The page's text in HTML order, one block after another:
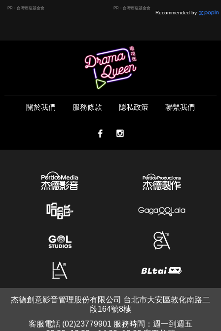
PR・台灣癌症基金會
嫌晚！
PR・台灣癌症基金會
Recommended by
關於我們 服務條款 隱私政策 聯繫我們
杰德創意影音管理股份有限公司 台北市大安區敦化南路二
段164號8樓
客服電話 (02)23779901 服務時間：週一到週五